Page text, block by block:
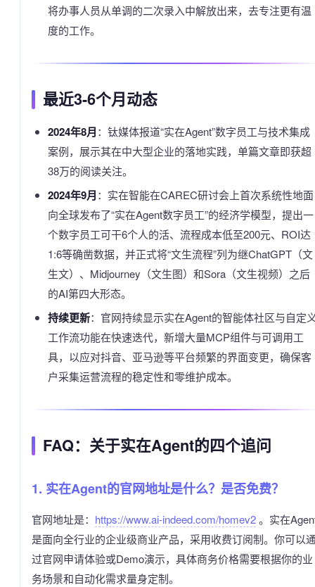
将办事人员从单调的二次录入中解放出来，去专注更有温
度的工作。
最近3-6个月动态
2024年8月：钛媒体报道“实在Agent”数字员工与技术集成
案例，展示其在中大型企业的落地实践，单篇文章即获超
38万的阅读关注。
2024年9月：实在智能在CAREC研讨会上首次系统性地面
向全球发布了“实在Agent数字员工”的经济学模型，提出一
个数字员工可干6个人的活、流程成本低至200元、ROI达
1:6等确凿数据，并正式将“文生流程”列为继ChatGPT（文
生文）、Midjourney（文生图）和Sora（文生视频）之后
的AI第四大形态。
持续更新：官网持续显示实在Agent的智能体社区与自定
工作流功能在快速迭代，新增大量MCP组件与可调用工
具，以应对抖音、亚马逊等平台频繁的界面变更，确保客
户采集运营流程的稳定性和零维护成本。
FAQ：关于实在Agent的四个追问
1. 实在Agent的官网地址是什么？是否免费？
官网地址是： https://www.ai-indeed.com/homev2。实在
是面向全行业的企业级商业产品，采用收费订阅制。你可以
过官网申请体验或Demo演示，具体商务价格需要根据你的业
务场景和自动化需求量身定制。